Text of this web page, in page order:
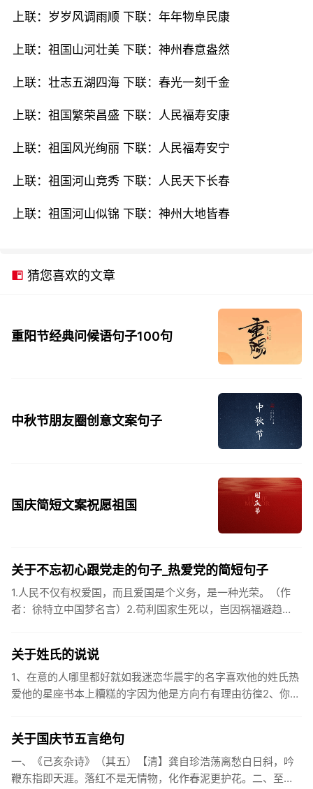
上联：岁岁风调雨顺 下联：年年物阜民康
上联：祖国山河壮美 下联：神州春意盎然
上联：壮志五湖四海 下联：春光一刻千金
上联：祖国繁荣昌盛 下联：人民福寿安康
上联：祖国风光绚丽 下联：人民福寿安宁
上联：祖国河山竞秀 下联：人民天下长春
上联：祖国河山似锦 下联：神州大地皆春
猜您喜欢的文章
重阳节经典问候语句子100句
中秋节朋友圈创意文案句子
国庆简短文案祝愿祖国
关于不忘初心跟党走的句子_热爱党的简短句子
1.人民不仅有权爱国，而且爱国是个义务，是一种光荣。（作
者：徐特立中国梦名言）2.苟利国家生死以，岂因祸福避趋
关于姓氏的说说
1、在意的人哪里都好就如我迷恋华晨宇的名字喜欢他的姓氏热
爱他的星座书本上糟糕的字因为他是方向冇有理由彷徨2、你的
关于国庆节五言绝句
一、《己亥杂诗》（其五）【清】龚自珍浩荡离愁白日斜，吟
鞭东指即天涯。落红不是无情物，化作春泥更护花。二、至今